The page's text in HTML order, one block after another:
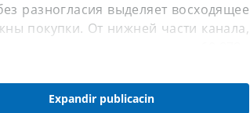
разногласия выделяет восходящее
покупки. От нижней части канала,
ожидать падение в нижнею часть
без захода в продажи. Продажи
Expandir publicacin